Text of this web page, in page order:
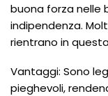
buona forza nelle
indipendenza.
rientrano in
Vantaggi: Sono
pieghevoli,